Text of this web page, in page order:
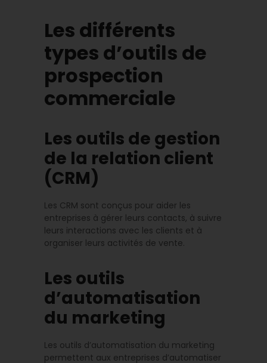
Les différents
types d’outils de
prospection
commerciale
Les outils de gestion
de la relation client
(CRM)
Les CRM sont conçus pour aider les
entreprises à gérer leurs contacts, à suivre
leurs interactions avec les clients et à
organiser leurs activités de vente.
Les outils
d’automatisation
du marketing
Les outils d’automatisation du marketing
permettent aux entreprises d’automatiser